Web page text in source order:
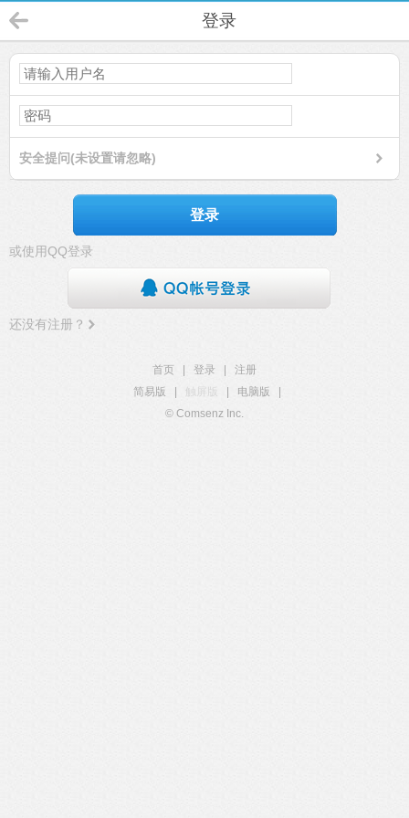
登录
安全提问(未设置请忽略)
登录
或使用QQ登录
还没有注册？
首页 登录
注册
简易版
触屏版 电脑版
© Comsenz Inc.